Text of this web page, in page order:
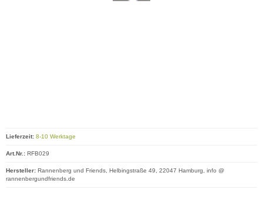
Lieferzeit: 8-10 Werktage
Art.Nr.: RFB029
Hersteller: Rannenberg und Friends, Helbingstraße 49, 22047 Hamburg, info @
rannenbergundfriends.de